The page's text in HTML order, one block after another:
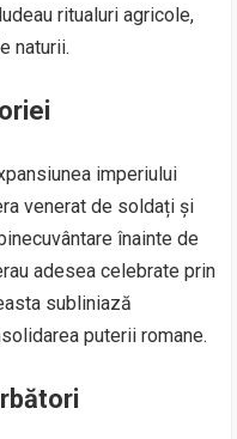
ritualuri agricole,
naturii.
imperiului
venerat de soldați și
înainte de
adesea celebrate prin
subliniază
puterii romane.